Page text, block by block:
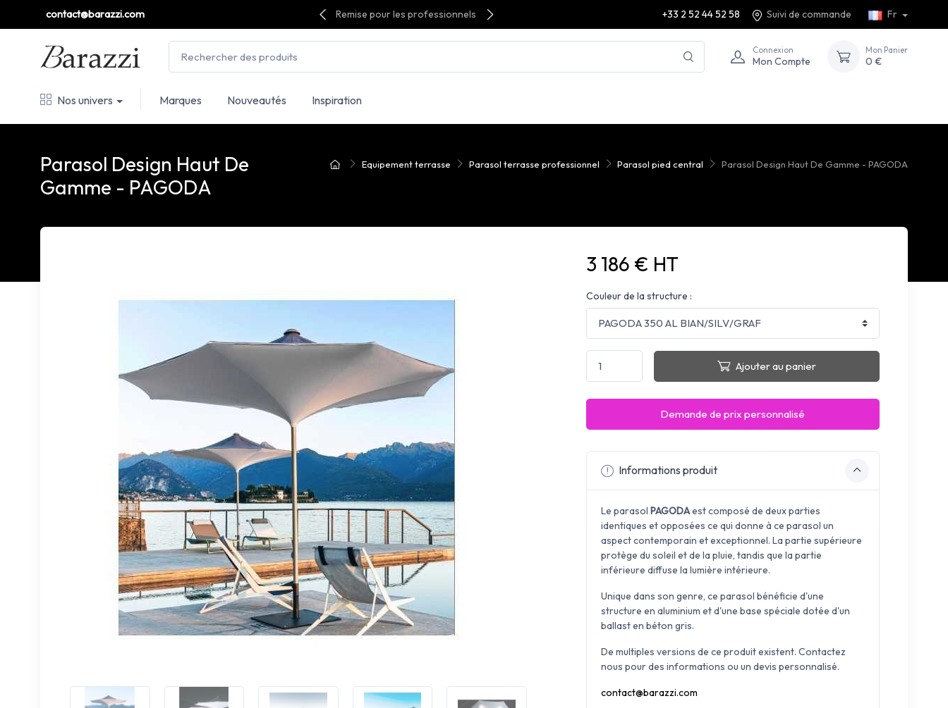
contact@barazzi.com Remise pour les professionnels +33 2 52 44 52 58 Suivi de commande Fr
Connexion
Mon Compte
Mon Panier
0 €
Nos univers Marques Nouveautés Inspiration
Equipement terrasse Parasol terrasse professionnel Parasol pied central Parasol Design Haut De Gamme - PAGODA
Parasol Design Haut De
Gamme - PAGODA
3 186 € HT
Couleur de la structure :
Ajouter au panier
Demande de prix personnalisé
Informations produit
Le parasol PAGODAest composé de deux parties
identiques et opposées ce qui donne à ce parasol un
aspect contemporain et exceptionnel. La partie supérieure
protège du soleil et de la pluie, tandis que la partie
inférieure diffuse la lumière intérieure.
Unique dans son genre, ce parasol bénéficie d'une
structure en aluminium et d'une base spéciale dotée d'un
ballast en béton gris.
De multiples versions de ce produit existent. Contactez
nous pour des informations ou un devis personnalisé.
contact@barazzi.com